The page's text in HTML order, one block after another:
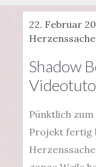
22. Februar
Herzenssache
Shadow
Pünktlich
Projekt fertig